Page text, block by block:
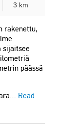
3 km
rakenettu,
sijaitsee
päässä
Read